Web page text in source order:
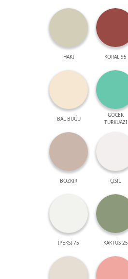
HAKİ KORAL 95
BAL BUĞU
GÖCEK
TURKUAZI
BOZKIR ÇİSİL
İPEKSİ 75 KAKTÜS 25